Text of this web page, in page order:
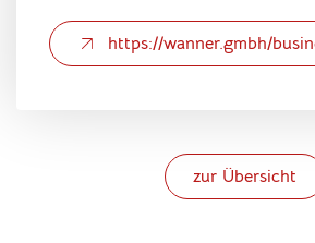
https://wanner.gmbh/
zur Übersicht